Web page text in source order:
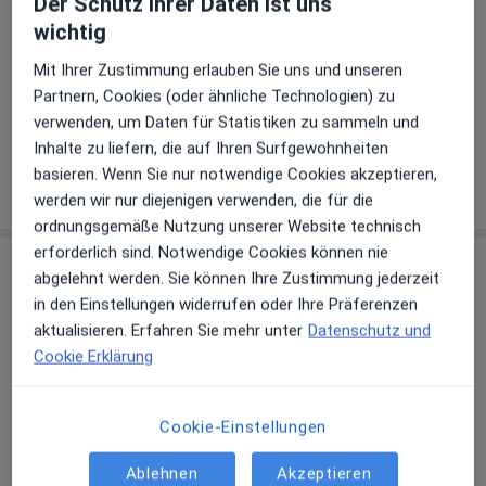
Akzeptierte Versicherungen
Details
Telefonnummer
05681 9... Telefonnummer anzeigen
Mehr Details anzeigen
über die Adresse
Erfahrungen
Bewerten
46 Bewertungen
wichtig
Mit Ihrer Zustimmung erlauben Sie uns und unseren
Partnern, Cookies (oder ähnliche Technologien) zu
verwenden, um Daten für Statistiken zu sammeln und
Inhalte zu liefern, die auf Ihren Surfgewohnheiten
basieren. Wenn Sie nur notwendige Cookies akzeptieren,
werden wir nur diejenigen verwenden, die für die
ordnungsgemäße Nutzung unserer Website technisch
erforderlich sind. Notwendige Cookies können nie
abgelehnt werden. Sie können Ihre Zustimmung jederzeit
in den Einstellungen widerrufen oder Ihre Präferenzen
aktualisieren. Erfahren Sie mehr unter Datenschutz und
Cookie Erklärung
Cookie-Einstellungen
Ablehnen Akzeptieren